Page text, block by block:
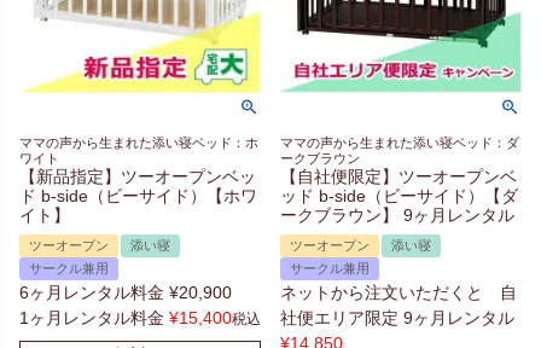
ママの声から生まれた添い寝ベッド：ホ
ワイト
【新品指定】ツーオープンベッ
ド b-side（ビーサイド）【ホワ
イト】
ツーオープン
添い寝
サークル兼用
6ヶ月レンタル料金 ¥20,900
1ヶ月レンタル料金 ¥15,400税込
ママの声から生まれた添い寝ベッド：ダ
ークブラウン
【自社便限定】ツーオープンベ
ッド b-side（ビーサイド）【ダ
ークブラウン】 9ヶ月レンタル
ツーオープン
添い寝
サークル兼用
ネットから注文いただくと 自
社便エリア限定 9ヶ月レンタル
¥14,850